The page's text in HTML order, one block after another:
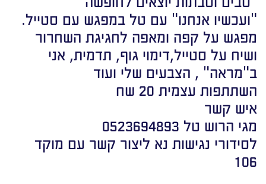
"ועכשיו אנחנו" עם טל במפגש עם סטייל.
מפגש על קפה ומאפה לחגיגת השחרור
ושיח על סטייל,דימוי גוף, תדמית, אני
ב"מראה" , הצבעים שלי ועוד
השתתפות עצמית 20 שח
איש קשר
מגי הרוש טל 0523694893
לסידורי נגישות נא ליצור קשר עם מוקד
106